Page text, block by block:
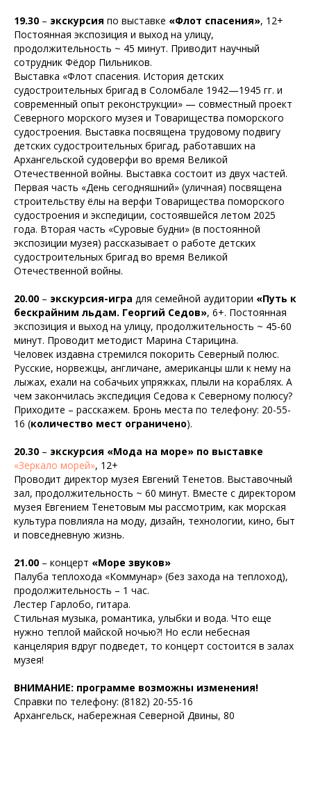
19.30 – экскурсия по выставке «Флот спасения», 12+
Постоянная экспозиция и выход на улицу,
продолжительность ~ 45 минут. Приводит научный
сотрудник Фёдор Пильников.
Выставка «Флот спасения. История детских
судостроительных бригад в Соломбале 1942—1945 гг. и
современный опыт реконструкции» — совместный проект
Северного морского музея и Товарищества поморского
судостроения. Выставка посвящена трудовому подвигу
детских судостроительных бригад, работавших на
Архангельской судоверфи во время Великой
Отечественной войны. Выставка состоит из двух частей.
Первая часть «День сегодняшний» (уличная) посвящена
строительству ёлы на верфи Товарищества поморского
судостроения и экспедиции, состоявшейся летом 2025
года. Вторая часть «Суровые будни» (в постоянной
экспозиции музея) рассказывает о работе детских
судостроительных бригад во время Великой
Отечественной войны.
20.00 – экскурсия-игра для семейной аудитории «Путь к
бескрайним льдам. Георгий Седов», 6+. Постоянная
экспозиция и выход на улицу, продолжительность ~ 45-60
минут. Проводит методист Марина Старицина.
Человек издавна стремился покорить Северный полюс.
Русские, норвежцы, англичане, американцы шли к нему на
лыжах, ехали на собачьих упряжках, плыли на кораблях. А
чем закончилась экспедиция Седова к Северному полюсу?
Приходите – расскажем. Бронь места по телефону: 20-55-
16 (количество мест ограничено).
20.30 – экскурсия «Мода на море» по выставке
«Зеркало морей», 12+
Проводит директор музея Евгений Тенетов. Выставочный
зал, продолжительность ~ 60 минут. Вместе с директором
музея Евгением Тенетовым мы рассмотрим, как морская
культура повлияла на моду, дизайн, технологии, кино, быт
и повседневную жизнь.
21.00 – концерт «Море звуков»
Палуба теплохода «Коммунар» (без захода на теплоход),
продолжительность – 1 час.
Лестер Гарлобо, гитара.
Стильная музыка, романтика, улыбки и вода. Что еще
нужно теплой майской ночью?! Но если небесная
канцелярия вдруг подведет, то концерт состоится в залах
музея!
ВНИМАНИЕ: программе возможны изменения!
Справки по телефону: (8182) 20-55-16
Архангельск, набережная Северной Двины, 80